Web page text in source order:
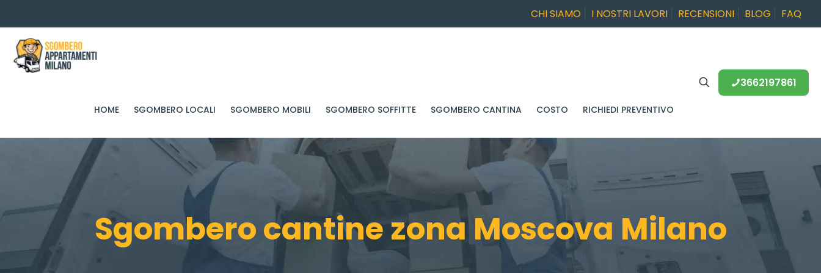
CHI SIAMO I NOSTRI LAVORI RECENSIONI BLOG FAQ
HOME SGOMBERO LOCALI SGOMBERO MOBILI SGOMBERO SOFFITTE SGOMBERO CANTINA COSTO RICHIEDI PREVENTIVO
3662197861
Sgombero cantine zona Moscova Milano